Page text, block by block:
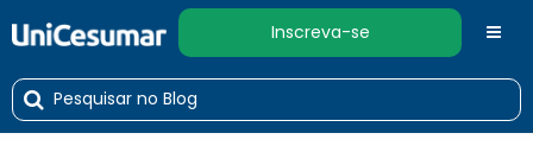
Inscreva-se